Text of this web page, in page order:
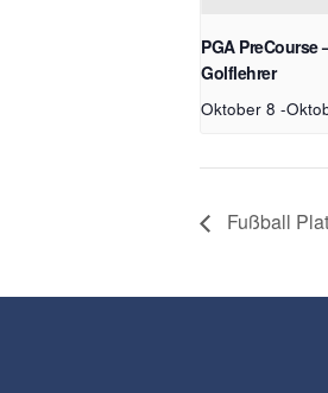
PGA PreCourse
Golflehrer
Oktober 8 -
Fußball